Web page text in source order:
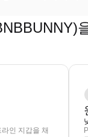
인 지갑을 채